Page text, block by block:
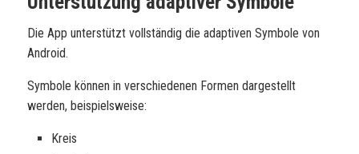
Die App unterstützt vollständig die adaptiven Symbole von
Android.
Symbole können in verschiedenen Formen dargestellt
werden, beispielsweise:
Kreis